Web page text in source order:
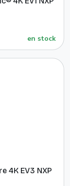
en stock
4K EV3 NXP